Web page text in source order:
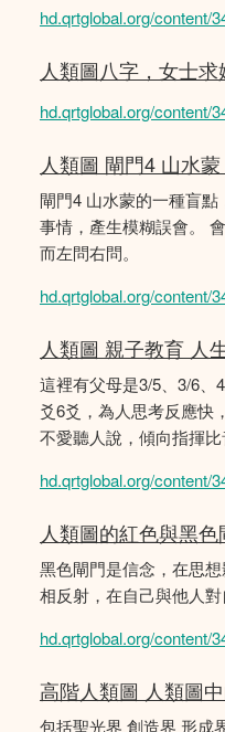
hd.qrtglobal.org/content/
人類圖八字，女士
hd.qrtglobal.org/content/
人類圖 閘門4 山水
閘門4 山水蒙的一種盲
事情，產生模糊誤會。
而左問右問。
hd.qrtglobal.org/content/
人類圖 親子教育 人
這裡有父母是3/5、3/6、
爻6爻，為人思考反應快
不愛聽人說，傾向指揮比
hd.qrtglobal.org/content/
人類圖的紅色與黑色
黑色閘門是信念，在思
相反射，在自己與他人對
hd.qrtglobal.org/content/
高階人類圖 人類圖
包括聖光界 創造界 形成